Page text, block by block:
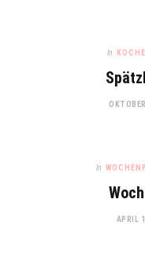
In
In
APRIL